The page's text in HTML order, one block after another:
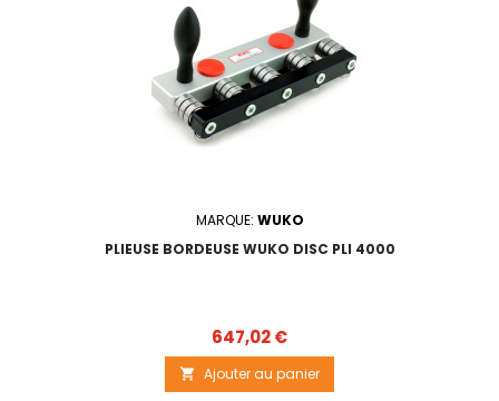
MARQUE: WUKO
PLIEUSE BORDEUSE WUKO DISC PLI 4000
Prix
647,02 €
 Ajouter au panier